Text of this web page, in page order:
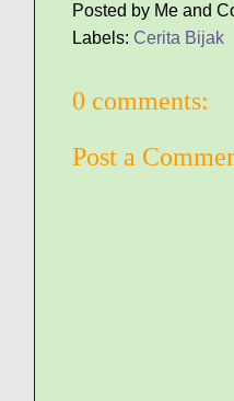
Posted by Me and
Labels: Cerita Bijak
0 comments:
Post a